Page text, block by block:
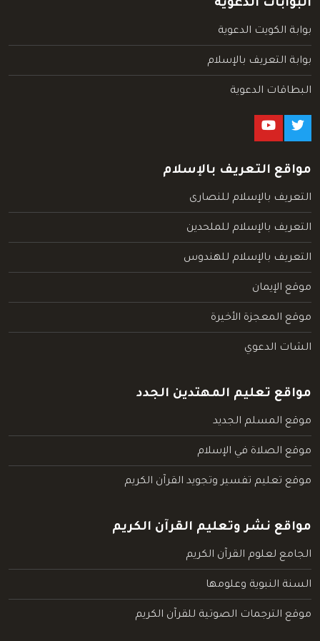
البوابات الدعوية
بوابة الكويت الدعوية
بوابة التعريف بالإسلام
البطاقات الدعوية
مواقع التعريف بالإسلام
التعريف بالإسلام للنصارى
التعريف بالإسلام للملحدين
التعريف بالإسلام للهندوس
موقع الإيمان
موقع المعجزة الأخيرة
الشات الدعوي
مواقع تعليم المهتدين الجدد
موقع المسلم الجديد
موقع الصلاة في الإسلام
موقع تعليم تفسير وتجويد القرآن الكريم
مواقع نشر وتعليم القرآن الكريم
الجامع لعلوم القرآن الكريم
السنة النبوية وعلومها
موقع الترجمات الصوتية للقرآن الكريم